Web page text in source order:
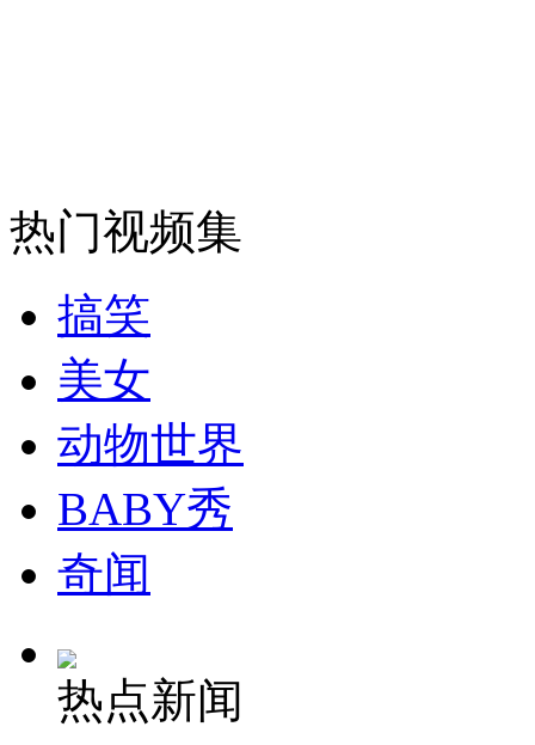
司机酒驾遇交警 急速倒车逃窜
热门视频集
搞笑
美女
动物世界
BABY秀
奇闻
热点新闻